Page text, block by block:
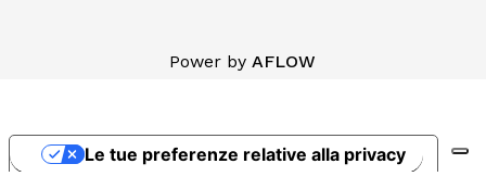
Power byAFLOW
Le tue preferenze relative alla privacy